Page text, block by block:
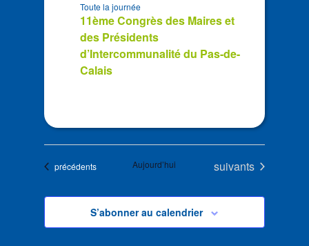
11ème Congrès des Maires et
des Présidents
d’Intercommunalité du Pas-de-
Calais
Toute la journée
Évènements
précédents Aujourd’hui Évènements
suivants
S’abonner au calendrier